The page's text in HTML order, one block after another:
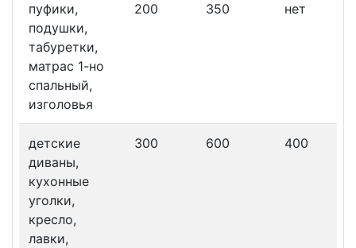
пуфики,
подушки,
табуретки,
матрас 1-но
спальный,
изголовья
200 350 нет
детские
диваны,
кухонные
уголки,
кресло,
лавки,
300 600 400